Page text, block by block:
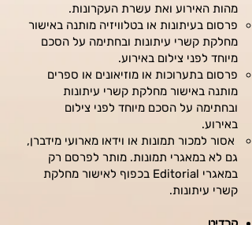
מהות האירוע ואת עשרת העקרונות.
פרסום בעיתונות או בטלוויזיה מותנה באישור
מחלקת קשרי עיתונות ובחתימה על הסכם
מיוחד לפני צילום באירוע.
פרסום בתערוכות או מוזיאונים או ספרים
מותנה באישור מחלקת קשרי עיתונות
ובחתימה על הסכם מיוחד לפני צילום
באירוע.
אסור למכור תמונות או וידאו מארועי מידברן,
גם לא במאגרי תמונות. מותר לפרסם רק
במאגרי Editorial בכפוף לאישור מחלקת
קשרי עיתונות.